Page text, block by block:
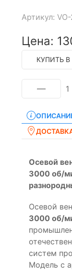
Артикул:
Цена:
КУПИТЬ
1
Осевой
3000 об/
Осевой
3000 об/
систем
Модель с